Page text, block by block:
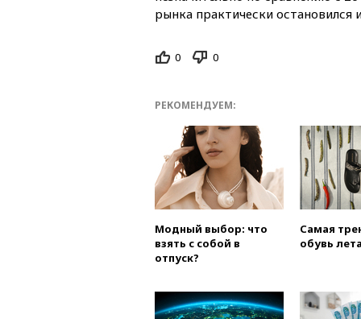
рынка практически остановился
0 0
РЕКОМЕНДУЕМ:
Модный выбор: что
взять с собой в
отпуск?
Самая
обувь